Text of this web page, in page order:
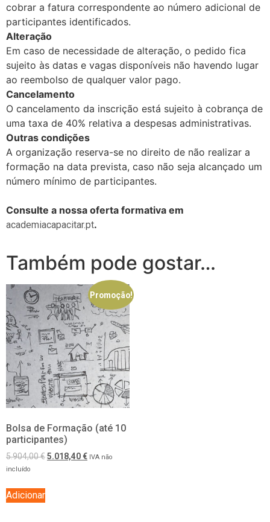
cobrar a fatura correspondente ao número adicional de
participantes identificados.
Alteração
Em caso de necessidade de alteração, o pedido fica
sujeito às datas e vagas disponíveis não havendo lugar
ao reembolso de qualquer valor pago.
Cancelamento
O cancelamento da inscrição está sujeito à cobrança de
uma taxa de 40% relativa a despesas administrativas.
Outras condições
A organização reserva-se no direito de não realizar a
formação na data prevista, caso não seja alcançado um
número mínimo de participantes.
Consulte a nossa oferta formativa em
academiacapacitar.pt.
Também pode gostar…
Promoção!
Bolsa de Formação (até 10
participantes)
5.904,00€5.018,40 € IVA não
incluído
Adicionar